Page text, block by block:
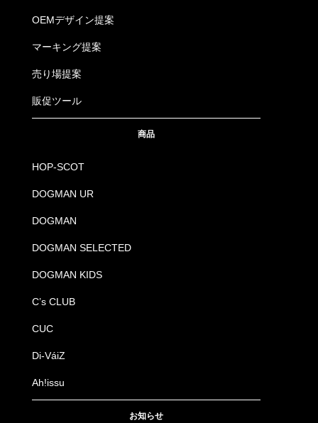
OEMデザイン提案
マーキング提案
売り場提案
販促ツール
商品
HOP-SCOT
DOGMAN UR
DOGMAN
DOGMAN SELECTED
DOGMAN KIDS
C’s CLUB
CUC
Di-VáiZ
Ah!issu
お知らせ